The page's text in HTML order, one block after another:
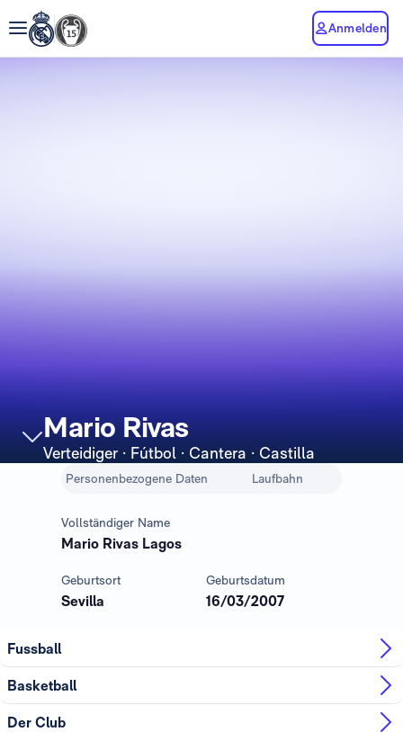
Anmelden
Mario Rivas
Verteidiger · Fútbol · Cantera · Castilla
Personenbezogene Daten Laufbahn
Vollständiger Name
Mario Rivas Lagos
Geburtsort
Sevilla
Geburtsdatum
16/03/2007
Fussball
Basketball
Der Club